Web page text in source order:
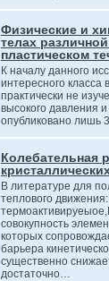
Физические и
телах
пластическом
К началу данного
интересного
практически не
высокого давления
опубликовано лишь
Колебательная
В литературе для
теплового
совокупность
которых
барьера
существенно
достаточно…